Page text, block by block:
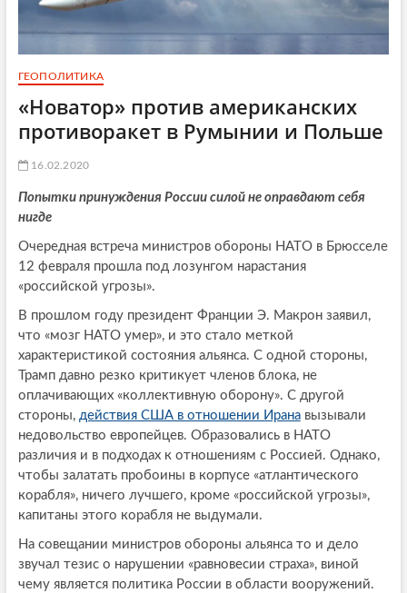
ГЕОПОЛИТИКА
«Новатор» против американских
противоракет в Румынии и Польше
16.02.2020
Попытки принуждения России силой не оправдают себя
нигде
Очередная встреча министров обороны НАТО в Брюсселе
12 февраля прошла под лозунгом нарастания
«российской угрозы».
В прошлом году президент Франции Э. Макрон заявил,
что «мозг НАТО умер», и это стало меткой
характеристикой состояния альянса. С одной стороны,
Трамп давно резко критикует членов блока, не
оплачивающих «коллективную оборону». С другой
стороны, действия США в отношении Иранавызывали
недовольство европейцев. Образовались в НАТО
различия и в подходах к отношениям с Россией. Однако,
чтобы залатать пробоины в корпусе «атлантического
корабля», ничего лучшего, кроме «российской угрозы»,
капитаны этого корабля не выдумали.
На совещании министров обороны альянса то и дело
звучал тезис о нарушении «равновесии страха», виной
чему является политика России в области вооружений.